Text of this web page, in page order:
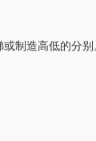
制造高低的分